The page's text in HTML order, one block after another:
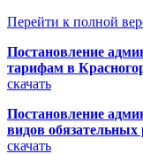
Перейти к полной
Постановление
тарифам в
скачать
Постановление
видов
скачать